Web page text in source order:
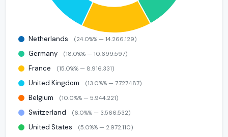
Netherlands (24.0%% — 14.266.129)
Germany (18.0%% — 10.699.597)
France (15.0%% — 8.916.331)
United Kingdom (13.0%% — 7.727.487)
Belgium (10.0%% — 5.944.221)
Switzerland (6.0%% — 3.566.532)
United States (5.0%% — 2.972.110)